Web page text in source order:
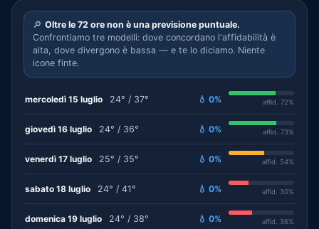
🔎 Oltre le 72 ore non è una previsione puntuale.
Confrontiamo tre modelli: dove concordano l'affidabilità è
alta, dove divergono è bassa — e te lo diciamo. Niente
icone finte.
mercoledì 15 luglio 24° / 37° 💧 0% affid. 72%
giovedì 16 luglio 24° / 36° 💧 0% affid. 73%
venerdì 17 luglio 25° / 35° 💧 0% affid. 54%
sabato 18 luglio 24° / 41° 💧 0% affid. 30%
domenica 19 luglio 24° / 38° 💧 0% affid. 36%